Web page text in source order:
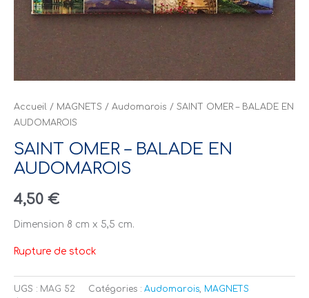
Accueil / MAGNETS / Audomarois / SAINT OMER – BALADE EN
AUDOMAROIS
SAINT OMER – BALADE EN
AUDOMAROIS
4,50 €
Dimension 8 cm x 5,5 cm.
Rupture de stock
UGS : MAG 52 Catégories : Audomarois MAGNETS